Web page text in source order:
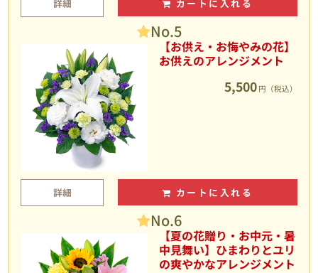
詳細 カートに入れる
No.5
【お供え・お悔やみの花】
お供えのアレンジメント
5,500 円（税込）
詳細 カートに入れる
No.6
【夏の花贈り・お中元・暑
中見舞い】ひまわりとユリ
の爽やかなアレンジメント